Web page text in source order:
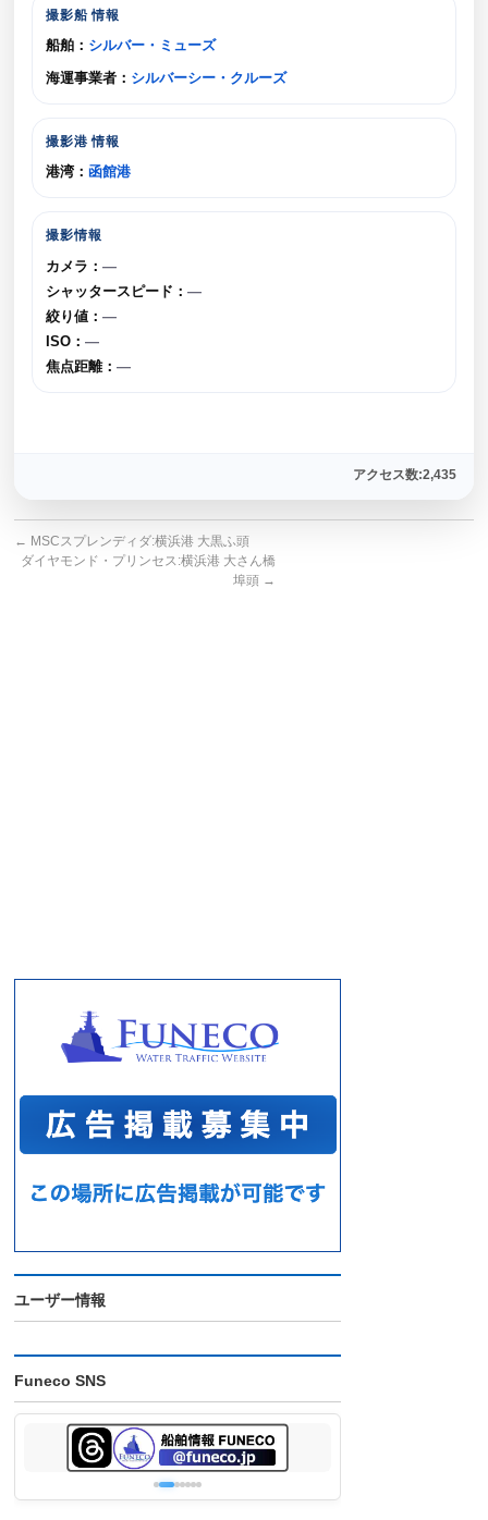
撮影船 情報
船舶： シルバー・ミューズ
海運事業者： シルバーシー・クルーズ
撮影港 情報
港湾：函館港
撮影情報
カメラ：—
シャッタースピード：—
絞り値：—
ISO：—
焦点距離：—
アクセス数:2,435
← MSCスプレンディダ:横浜港 大黒ふ頭
ダイヤモンド・プリンセス:横浜港 大さん橋
埠頭 →
ユーザー情報
Funeco SNS